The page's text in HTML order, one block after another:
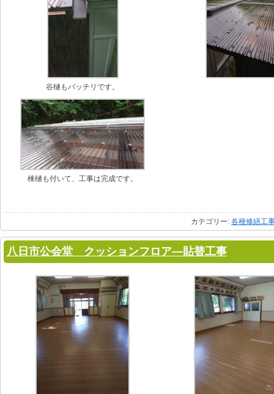
谷樋もバッチリです。
棟樋も付いて、工事は完成です。
カテゴリー: 各種修繕工
八日市公会堂 クッションフロア―貼替工事